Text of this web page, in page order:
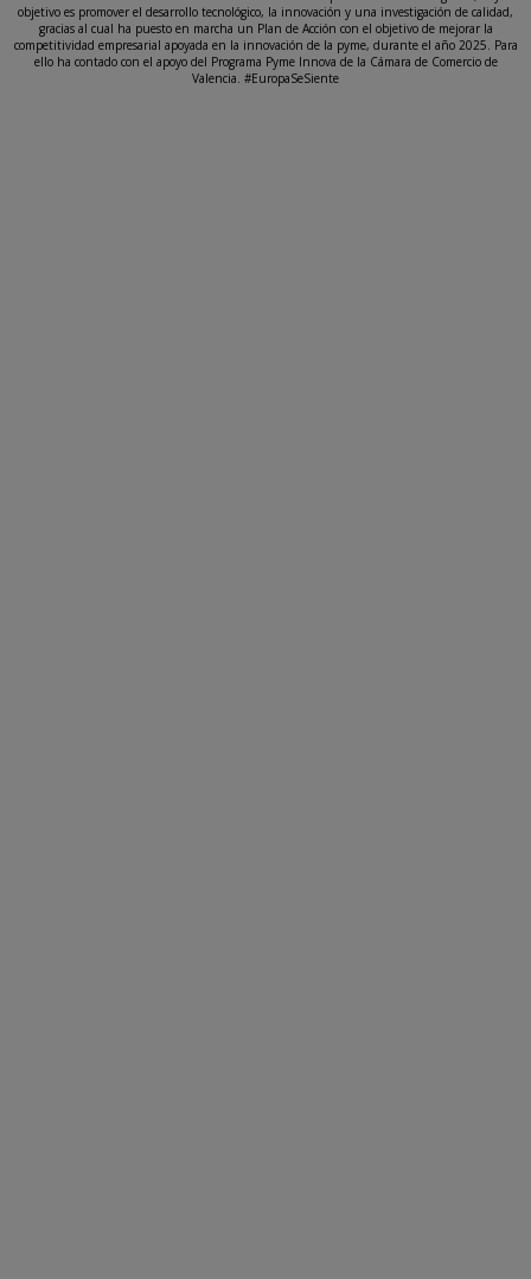
objetivo es promover el desarrollo tecnológico, la innovación y una investigación de calidad,
gracias al cual ha puesto en marcha un Plan de Acción con el objetivo de mejorar la
competitividad empresarial apoyada en la innovación de la pyme, durante el año 2025. Para
ello ha contado con el apoyo del Programa Pyme Innova de la Cámara de Comercio de
Valencia. #EuropaSeSiente